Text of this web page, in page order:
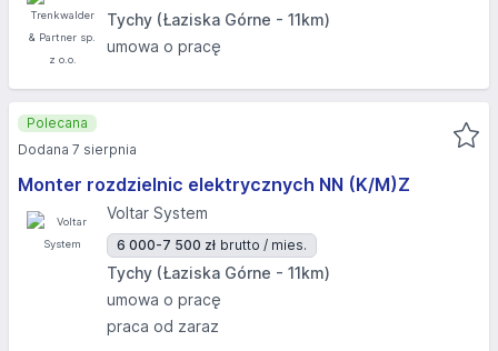
Tychy (Łaziska Górne - 11km)
umowa o pracę
Monter rozdzielnic elektrycznych NN (K/M)Z
Voltar System
6 000-7 500 zł brutto / mies.
Tychy (Łaziska Górne - 11km)
umowa o pracę
praca od zaraz
Polecana
Dodana 7 sierpnia